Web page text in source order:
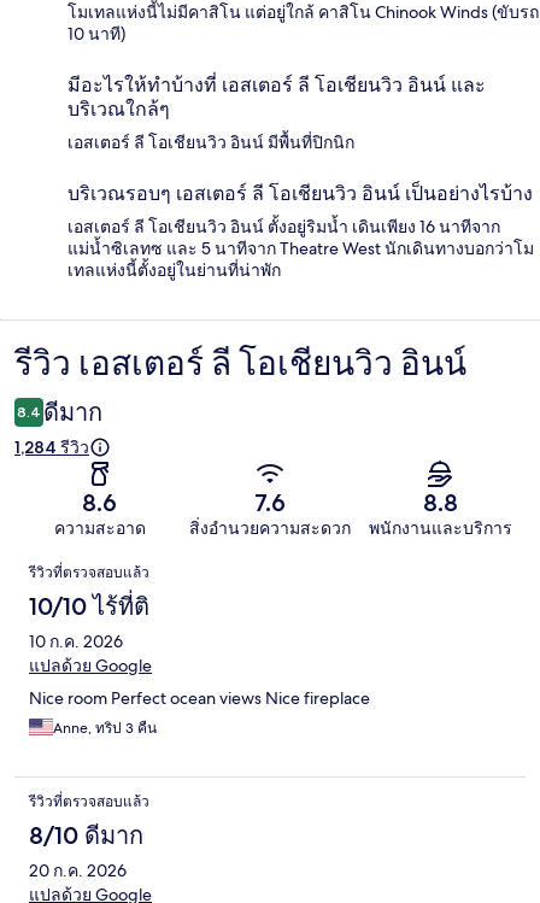
โมเทลแห่งนี้ไม่มีคาสิโน แต่อยู่ใกล้ คาสิโน Chinook Winds (ขับรถ
10 นาที)
มีอะไรให้ทำบ้างที่ เอสเตอร์ ลี โอเชียนวิว อินน์ และ
บริเวณใกล้ๆ
เอสเตอร์ ลี โอเชียนวิว อินน์ มีพื้นที่ปิกนิก
บริเวณรอบๆ เอสเตอร์ ลี โอเชียนวิว อินน์ เป็นอย่างไรบ้าง
เอสเตอร์ ลี โอเชียนวิว อินน์ ตั้งอยู่ริมน้ำ เดินเพียง 16 นาทีจาก
แม่น้ำซิเลทซ และ 5 นาทีจาก Theatre West นักเดินทางบอกว่าโม
เทลแห่งนี้ตั้งอยู่ในย่านที่น่าพัก
รีวิว
รีวิว เอสเตอร์ ลี โอเชียนวิว อินน์
8.4 ดีมาก
1,284 รีวิว
8.6
ความสะอาด
7.6
สิ่งอำนวยความสะดวก
8.8
พนักงานและบริการ
รีวิว
รีวิวที่ตรวจสอบแล้ว
10/10 ไร้ที่ติ
10 ก.ค. 2026
แปลด้วย Google
Nice room Perfect ocean views Nice fireplace
Anne, ทริป 3 คืน
รีวิวที่ตรวจสอบแล้ว
8/10 ดีมาก
20 ก.ค. 2026
แปลด้วย Google